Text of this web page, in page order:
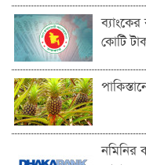
কোটি
নমিনির